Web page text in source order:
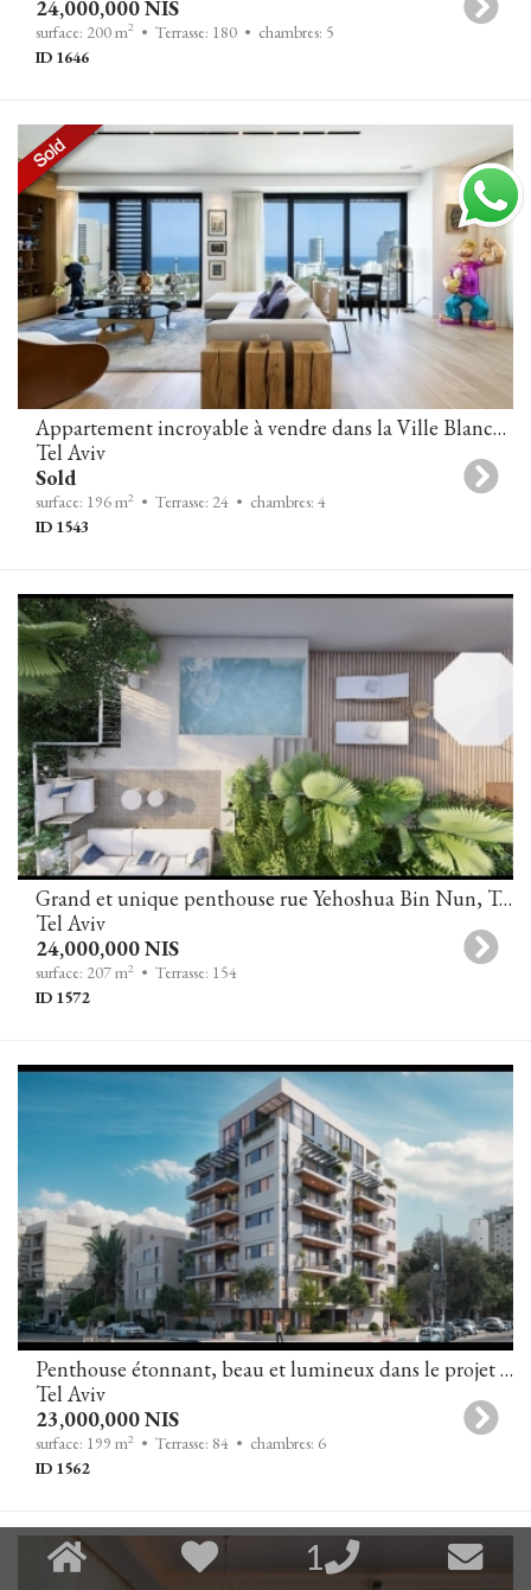
24,000,000 NIS
surface: 200 m2 • Terrasse: 180 • chambres: 5
ID 1646
Appartement incroyable à vendre dans la Ville Blanche, Tel Aviv
Tel Aviv
Sold
surface: 196 m2 • Terrasse: 24 • chambres: 4
ID 1543
Grand et unique penthouse rue Yehoshua Bin Nun, Tel Aviv
Tel Aviv
24,000,000 NIS
surface: 207 m2 • Terrasse: 154
ID 1572
Penthouse étonnant, beau et lumineux dans le projet Zeitlin
Tel Aviv
23,000,000 NIS
surface: 199 m2 • Terrasse: 84 • chambres: 6
ID 1562
1